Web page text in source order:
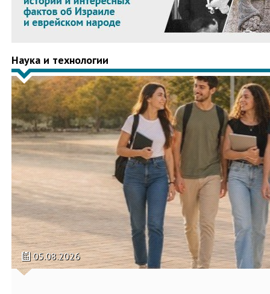
Наука и технологии
05.08.2026